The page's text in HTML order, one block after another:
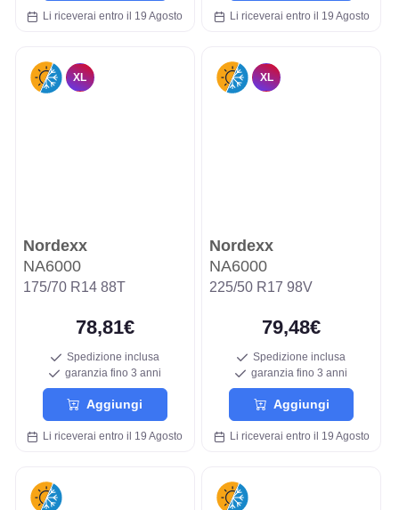
Li riceverai entro il 19 Agosto Li riceverai entro il 19 Agosto
XL
Nordexx
NA6000
175/70 R14 88T
78,81€
Spedizione inclusa
garanzia fino 3 anni
Aggiungi
Li riceverai entro il 19 Agosto
XL
Nordexx
NA6000
225/50 R17 98V
79,48€
Spedizione inclusa
garanzia fino 3 anni
Aggiungi
Li riceverai entro il 19 Agosto